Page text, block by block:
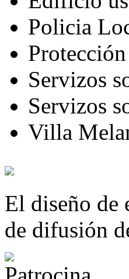
Policia
Servizos
Servizos
Villa
El diseño de
de difusión